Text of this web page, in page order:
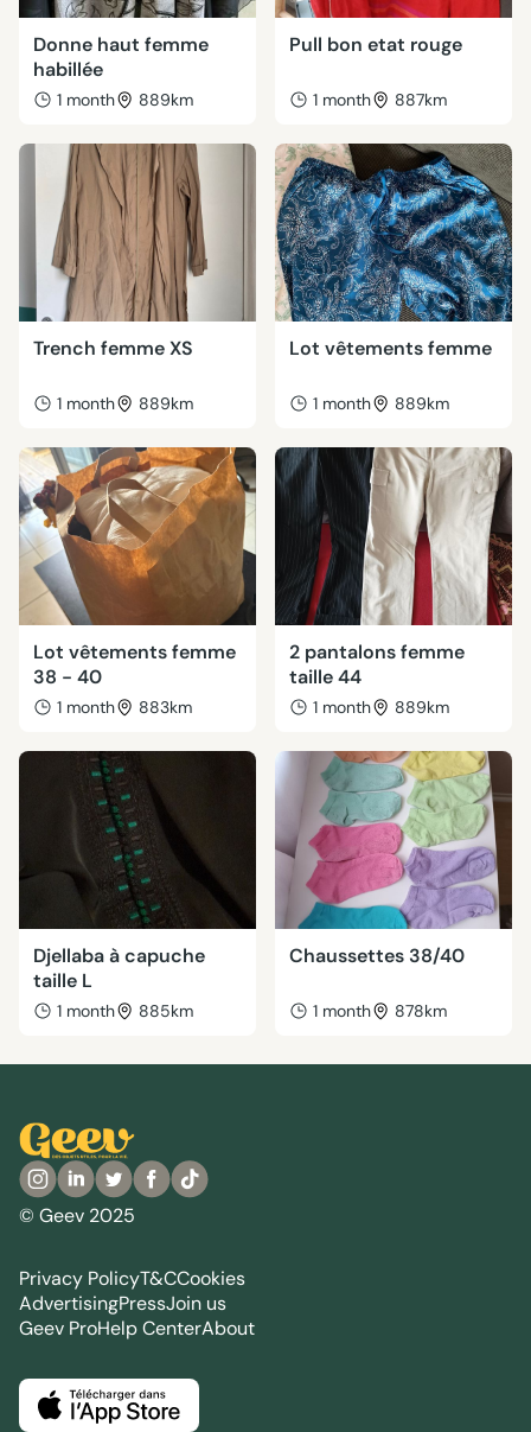
Donne haut femme
habillée
1 month 889km
Pull bon etat rouge
1 month 887km
Trench femme XS
1 month 889km
Lot vêtements femme
1 month 889km
Lot vêtements femme
38 - 40
1 month 883km
2 pantalons femme
taille 44
1 month 889km
Djellaba à capuche
taille L
1 month 885km
Chaussettes 38/40
1 month 878km
© Geev 2025
Privacy PolicyT&CCookies
AdvertisingPressJoin us
Geev ProHelp CenterAbout